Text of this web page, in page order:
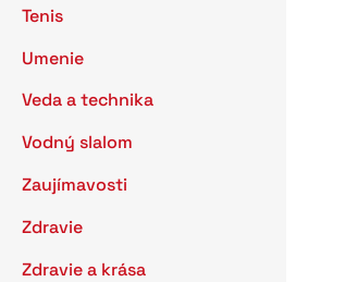
Tenis
Umenie
Veda a technika
Vodný slalom
Zaujímavosti
Zdravie
Zdravie a krása